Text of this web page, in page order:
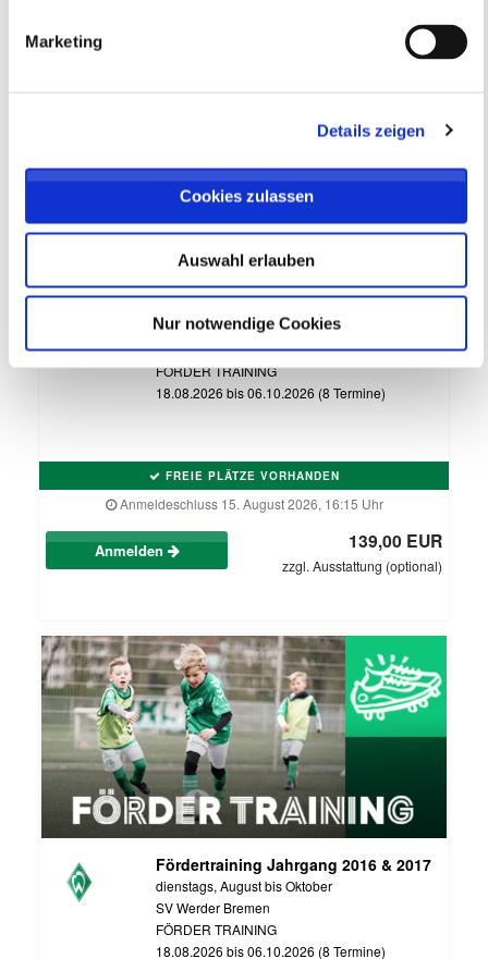
Marketing
Details zeigen
Cookies zulassen
Auswahl erlauben
Nur notwendige Cookies
dienstags, August bis Oktober
SV Werder Bremen
FÖRDER TRAINING
18.08.2026 bis 06.10.2026 (8 Termine)
FREIE PLÄTZE VORHANDEN
Anmeldeschluss 15. August 2026, 16:15 Uhr
Anmelden 139,00 EUR
zzgl. Ausstattung (optional)
Fördertraining Jahrgang 2016 & 2017
dienstags, August bis Oktober
SV Werder Bremen
FÖRDER TRAINING
18.08.2026 bis 06.10.2026 (8 Termine)